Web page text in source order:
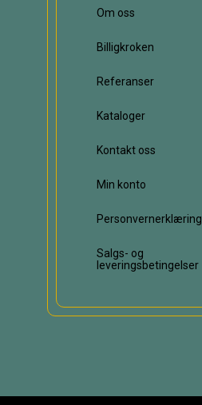
Om oss
Billigkroken
Referanser
Kataloger
Kontakt oss
Min konto
Personvernerklæring
Salgs- og
leveringsbetingelser